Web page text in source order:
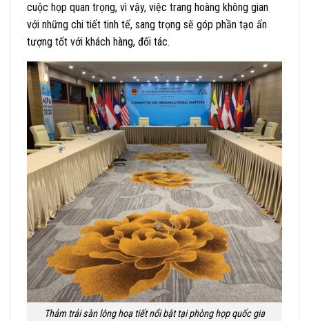
cuộc họp quan trọng, vì vậy, việc trang hoàng không gian
với những chi tiết tinh tế, sang trọng sẽ góp phần tạo ấn
tượng tốt với khách hàng, đối tác.
Thảm trải sàn lông hoạ tiết nổi bật tại phòng họp quốc gia